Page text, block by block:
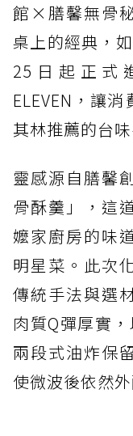
館×膳馨無骨
桌上的經典，
25日起正式
ELEVEN，讓
其林推薦的台味
靈感源自膳馨
骨酥羹」，這
嬤家廚房的味
明星菜。此次
傳統手法與選
肉質Q彈厚實
兩段式油炸保
使微波後依然